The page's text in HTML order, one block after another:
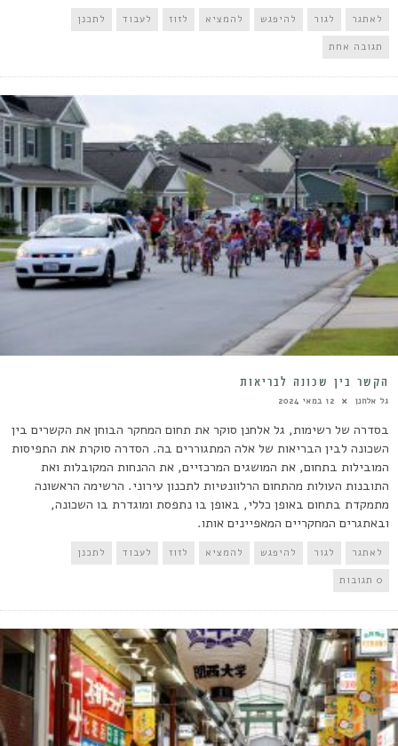
לאתגר לגור להיפגש להמציא לזוז לעבוד לתכנן
תגובה אחת
הקשר בין שכונה לבריאות
גל אלחנן 12 במאי 2024
בסדרה של רשימות, גל אלחנן סוקר את תחום המחקר הבוחן את הקשרים בין
השכונה לבין הבריאות של אלה המתגוררים בה. הסדרה סוקרת את התפיסות
המובילות בתחום, את המושגים המרכזיים, את ההנחות המקובלות ואת
התובנות העולות מהתחום הרלוונטיות לתכנון עירוני. הרשימה הראשונה
מתמקדת בתחום באופן כללי, באופן בו נתפסת ומוגדרת בו השכונה,
ובאתגרים המחקריים המאפיינים אותו.
לאתגר לגור להיפגש להמציא לזוז לעבוד לתכנן
0 תגובות